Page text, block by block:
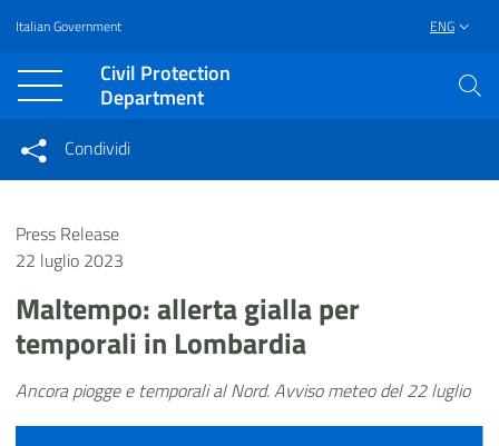
Vai al contenuto principale
Raggiungi il piè di pagina
Italian Government ENG
Civil Protection
Department
Condividi su Facebook
Condividi
Condividi sui social network
Press Release
22 luglio 2023
Maltempo: allerta gialla per
temporali in Lombardia
Ancora piogge e temporali al Nord. Avviso meteo del 22 luglio